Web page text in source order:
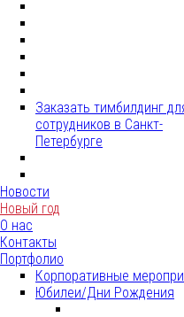
Заказать тимбилдинг
сотрудников в Санкт-
Петербурге
Новости
Новый год
О нас
Контакты
Портфолио
Корпоративные
Юбилеи/Дни Рождения